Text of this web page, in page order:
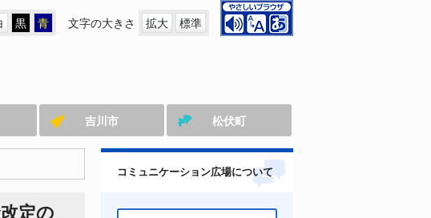
黒 青 文字の大きさ 拡大 標準
吉川市 松伏町
コミュニケーション広場について
定の